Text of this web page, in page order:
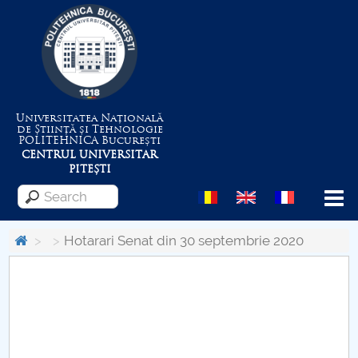
Universitatea Națională
de Știință și Tehnologie
POLITEHNICABucurești
CENTRUL UNIVERSITAR
PITEȘTI
Menu
Hotarari Senat din 30 septembrie 2020